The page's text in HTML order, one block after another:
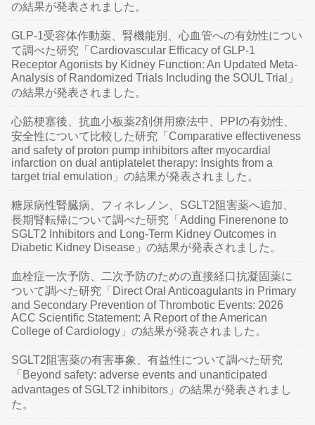
の結果が発表されました。
GLP-1受容体作動薬、腎機能別、心血管への有効性につい
て調べた研究「Cardiovascular Efficacy of GLP-1
Receptor Agonists by Kidney Function: An Updated Meta-
Analysis of Randomized Trials Including the SOUL Trial」
の結果が発表されました。
心筋梗塞後、抗血小板薬2剤併用療法中、PPIの有効性、
安全性について比較した研究「Comparative effectiveness
and safety of proton pump inhibitors after myocardial
infarction on dual antiplatelet therapy: Insights from a
target trial emulation」の結果が発表されました。
糖尿病性腎臓病、フィネレノン、SGLT2阻害薬へ追加、
長期腎転帰について調べた研究「Adding Finerenone to
SGLT2 Inhibitors and Long-Term Kidney Outcomes in
Diabetic Kidney Disease」の結果が発表されました。
血栓症一次予防、二次予防のための直接経口抗凝固薬に
ついて調べた研究「Direct Oral Anticoagulants in Primary
and Secondary Prevention of Thrombotic Events: 2026
ACC Scientific Statement: A Report of the American
College of Cardiology」の結果が発表されました。
SGLT2阻害薬の有害事象、有益性について調べた研究
「Beyond safety: adverse events and unanticipated
advantages of SGLT2 inhibitors」の結果が発表されまし
た。